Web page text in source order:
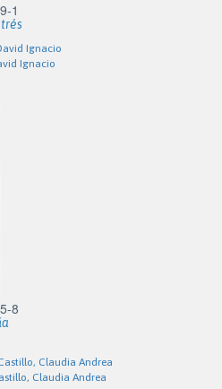
1
Ignacio
Ignacio
8
Claudia Andrea
Claudia Andrea